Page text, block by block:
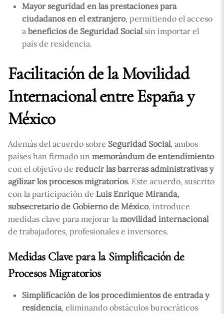
Mayor seguridad en las prestaciones para
ciudadanos en el extranjero, permitiendo el acceso
abeneficios de Seguridad Social sin importar el
país de residencia.
Facilitación de la Movilidad
Internacional entre España y
México
Además del acuerdo sobre Seguridad Social, ambos
países han firmado un memorándum de entendimiento
con el objetivo de reducir las barreras administrativas y
agilizar los procesos migratorios. Este acuerdo, suscrito
con la participación de Luis Enrique Miranda,
subsecretario de Gobierno de México, introduce
medidas clave para mejorar la movilidad internacional
de trabajadores, profesionales e inversores.
Medidas Clave para la Simplificación de
Procesos Migratorios
Simplificación de los procedimientos de entrada y
residencia, eliminando obstáculos burocráticos